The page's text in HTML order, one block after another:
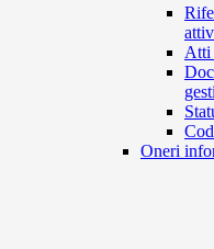
Atti
Oneri